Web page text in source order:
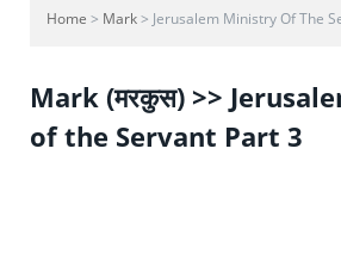
Home > Mark> Jerusalem Ministry Of The
Mark (मरकुस) >>
of the Servant Part 3